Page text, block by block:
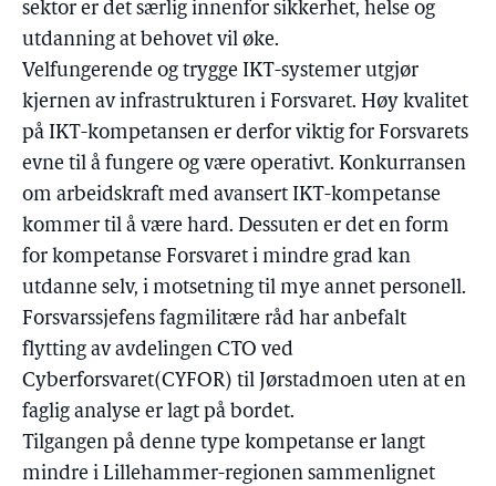
sektor er det særlig innenfor sikkerhet, helse og
utdanning at behovet vil øke.
Velfungerende og trygge IKT-systemer utgjør
kjernen av infrastrukturen i Forsvaret. Høy kvalitet
på IKT-kompetansen er derfor viktig for Forsvarets
evne til å fungere og være operativt. Konkurransen
om arbeidskraft med avansert IKT-kompetanse
kommer til å være hard. Dessuten er det en form
for kompetanse Forsvaret i mindre grad kan
utdanne selv, i motsetning til mye annet personell.
Forsvarssjefens fagmilitære råd har anbefalt
flytting av avdelingen CTO ved
Cyberforsvaret(CYFOR) til Jørstadmoen uten at en
faglig analyse er lagt på bordet.
Tilgangen på denne type kompetanse er langt
mindre i Lillehammer-regionen sammenlignet